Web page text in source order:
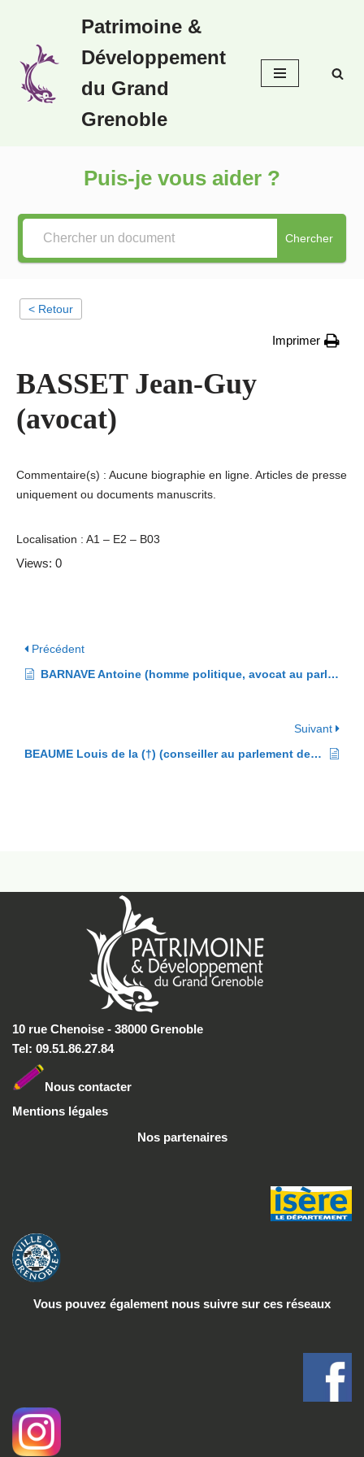
au
contenu
Patrimoine &
Développement
du Grand
Grenoble
Puis-je vous aider ?
Chercher
< Retour
Imprimer
BASSET Jean-Guy
(avocat)
Commentaire(s) : Aucune biographie en ligne. Articles de presse
uniquement ou documents manuscrits.
Localisation : A1 – E2 – B03
Views: 0
Précédent
BARNAVE Antoine (homme politique, avocat au parlement de Grenoble)
Suivant
BEAUME Louis de la (†) (conseiller au parlement de Grenoble)
10 rue Chenoise - 38000 Grenoble
Tel: 09.51.86.27.84
Nous contacter
Mentions légales
Nos partenaires
Vous pouvez également nous suivre sur ces réseaux